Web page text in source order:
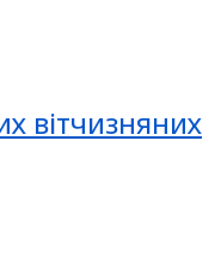
вітчизняних